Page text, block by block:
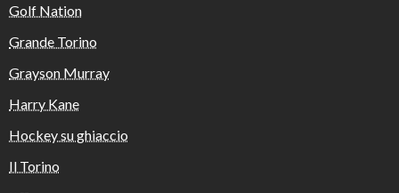
Golf Nation
Grande Torino
Grayson Murray
Harry Kane
Hockey su ghiaccio
Il Torino